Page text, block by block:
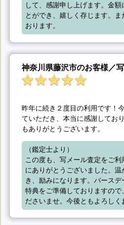
して、感謝申し上げます。金額
とができ、嬉しく存じます。
おります。
神奈川県藤沢市のお客様／
昨年に続き２度目の利用です！
ていただき、本当に感謝してお
もありがとうございます。
（鑑定士より）
この度も、写メール査定をご
にありがとうございました。
き、励みになります。バース
特典をご準備しておりますので
ださいませ。今後ともよろしく